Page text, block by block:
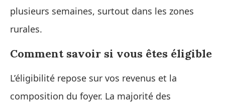
plusieurs semaines, surtout dans les zones
rurales.
Comment savoir si vous êtes éligible
L’éligibilité repose sur vos revenus et la
composition du foyer. La majorité des